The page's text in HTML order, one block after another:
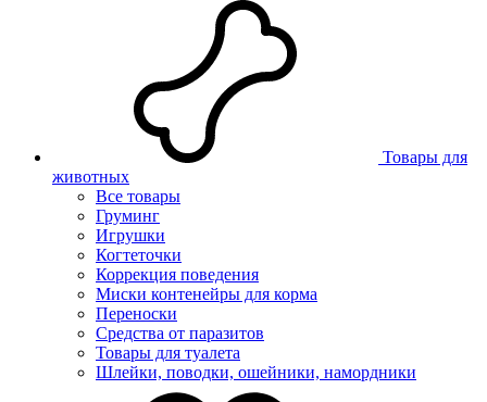
Товары для
животных
Все товары
Груминг
Игрушки
Когтеточки
Коррекция поведения
Миски контенейры для корма
Переноски
Средства от паразитов
Товары для туалета
Шлейки, поводки, ошейники, намордники